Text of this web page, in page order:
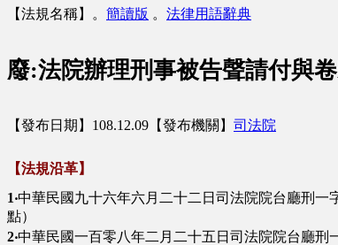
【法規名稱】 。 簡讀版 。 法律用語辭典
廢:法院辦理刑事被告聲請付與
【發布日期】108.12.09【發布機關】 司法院
【法規沿革】
1‧中華民國九十六年六月二十二日司法院院台廳刑一
點）
2‧中華民國一百零八年二月二十五日司法院院台廳刑